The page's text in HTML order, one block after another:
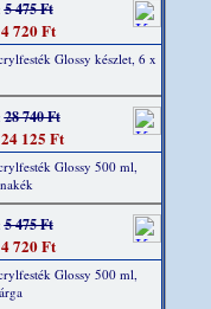
5 475 Ft
4 720 Ft
Glossy készlet, 6 x
28 740 Ft
24 125 Ft
Glossy 500 ml,
5 475 Ft
4 720 Ft
Glossy 500 ml,